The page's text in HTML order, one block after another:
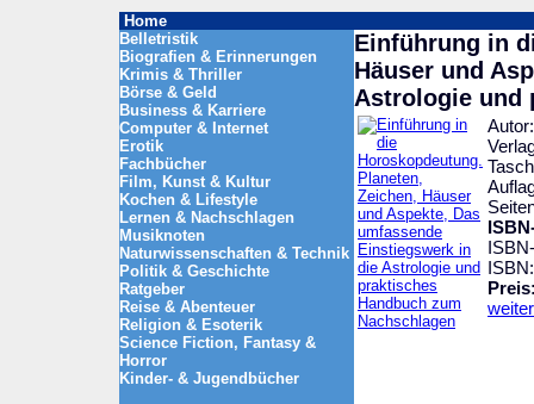
Home
Belletristik
Biografien & Erinnerungen
Krimis & Thriller
Börse & Geld
Business & Karriere
Computer & Internet
Erotik
Fachbücher
Film, Kunst & Kultur
Kochen & Lifestyle
Lernen & Nachschlagen
Musiknoten
Naturwissenschaften & Technik
Politik & Geschichte
Ratgeber
Reise & Abenteuer
Religion & Esoterik
Science Fiction, Fantasy &
Horror
Kinder- & Jugendbücher
Einführung in
Häuser und
Astrologie und